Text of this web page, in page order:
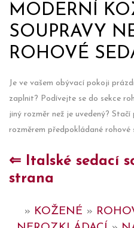
MODERNÍ
SOUPRAVY
ROHOVÉ
Je ve vašem obývací pokoji
zaplnit? Podívejte se do sekce
jiný rozměr než je uvedený?
rozměrem předpokládané rohové
⇐ Italské sedací
strana
» KOŽENÉ »